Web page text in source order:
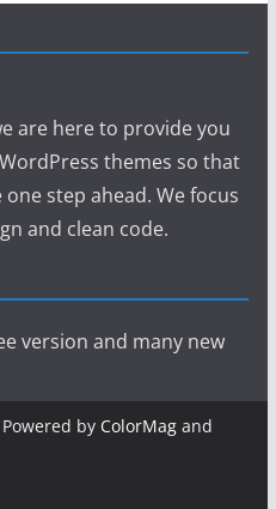
are here to provide you
themes so that
step ahead. We focus
and clean code.
version and many new
by ColorMagand